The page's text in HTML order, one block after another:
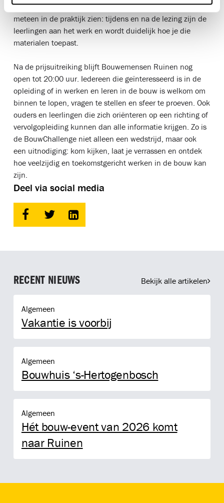
belangrijker wordt. Het mooie is dat bezoekers het daarna
meteen in de praktijk zien: tijdens en na de lezing zijn de
leerlingen aan het werk en wordt duidelijk hoe je die
materialen toepast.
Na de prijsuitreiking blijft Bouwemensen Ruinen nog
open tot 20:00 uur. Iedereen die geïnteresseerd is in de
opleiding of in werken en leren in de bouw is welkom om
binnen te lopen, vragen te stellen en sfeer te proeven. Ook
ouders en leerlingen die zich oriënteren op een richting of
vervolgopleiding kunnen dan alle informatie krijgen. Zo is
de BouwChallenge niet alleen een wedstrijd, maar ook
een uitnodiging: kom kijken, laat je verrassen en ontdek
hoe veelzijdig en toekomstgericht werken in de bouw kan
zijn.
Deel via social media
RECENT NIEUWS
Bekijk alle artikelen
Vakantie is voorbij
Algemeen
Bouwhuis ‘s-Hertogenbosch
Algemeen
Hét bouw-event van 2026 komt
naar Ruinen
Algemeen